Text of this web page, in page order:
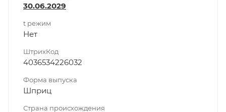
30.06.2029
t режим
Нет
ШтрихКод
4036534226032
Форма выпуска
Шприц
Страна происхождения